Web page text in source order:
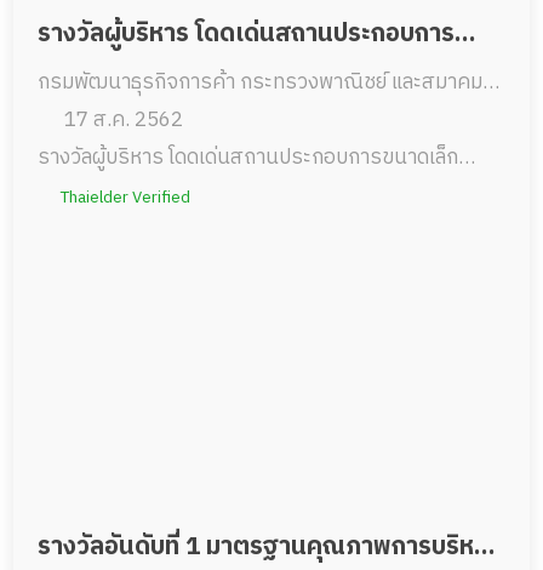
รางวัลผู้บริหาร โดดเด่นสถานประกอบการ
ขนาดเล็ก 2562
กรมพัฒนาธุรกิจการค้า กระทรวงพาณิชย์ และสมาคม
ส่งเสริมธุรกิจบริการผู้สูงอายุไทย
17 ส.ค. 2562
รางวัลผู้บริหาร โดดเด่นสถานประกอบการขนาดเล็ก
2562กรมพัฒนาธุรกิจการค้า กระทรวงพาณิชย์ และ
Thaielder Verified
รางวัลอันดับที่ 1 มาตรฐานคุณภาพการบริหาร